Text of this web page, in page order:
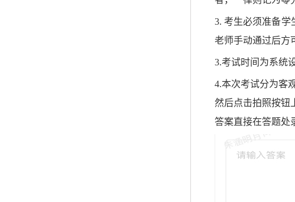
3. 考生必须准备学
老师手动通过后方
3.考试时间为系统
4.本次考试分为客
然后点击拍照按钮
答案直接在答题处